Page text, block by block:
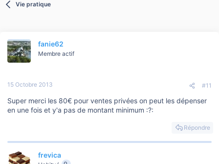
e
l
a
d
c
s
s
e
b
u
Vie pratique
fanie62
Membre actif
15 Octobre 2013 #11
Super merci les 80€ pour ventes privées on peut les dépenser
en une fois et y'a pas de montant minimum :?:
Répondre
frevica